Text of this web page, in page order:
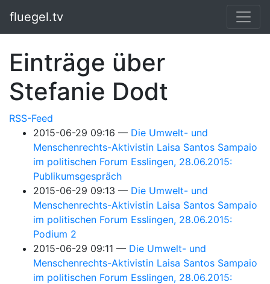
fluegel.tv
Einträge über
Stefanie Dodt
RSS-Feed
2015-06-29 09:16
Die Umwelt- und
Menschenrechts-Aktivistin Laisa Santos Sampaio
im politischen Forum Esslingen, 28.06.2015:
Publikumsgespräch
2015-06-29 09:13
Die Umwelt- und
Menschenrechts-Aktivistin Laisa Santos Sampaio
im politischen Forum Esslingen, 28.06.2015:
Podium 2
2015-06-29 09:11
Die Umwelt- und
Menschenrechts-Aktivistin Laisa Santos Sampaio
im politischen Forum Esslingen, 28.06.2015: